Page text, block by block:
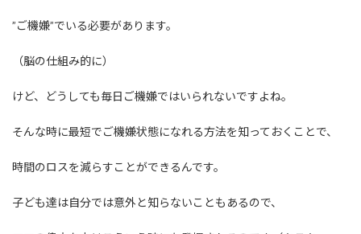
”ご機嫌”でいる必要があります。
（脳の仕組み的に）
けど、どうしても毎日ご機嫌ではいられないですよね。
そんな時に最短でご機嫌状態になれる方法を知っておくことで、
時間のロスを減らすことができるんです。
子ども達は自分では意外と知らないこともあるので、